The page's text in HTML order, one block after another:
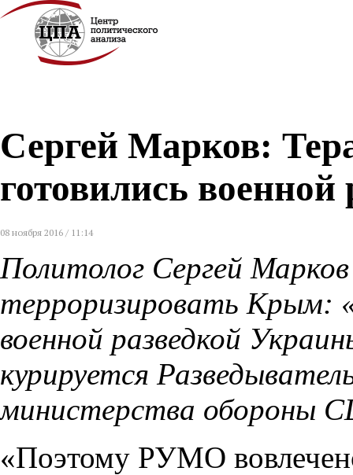
Сергей Марков:
готовились
08 ноября 2016 / 11:14
Политолог Сергей
терроризировать Крым:
военной разведкой
курируется
министерства
«Поэтому РУМО